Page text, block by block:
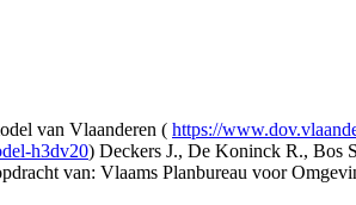
van Vlaanderen ( https://
h3dv20) Deckers J., De Koninck R., Bos
van: Vlaams Planbureau voor